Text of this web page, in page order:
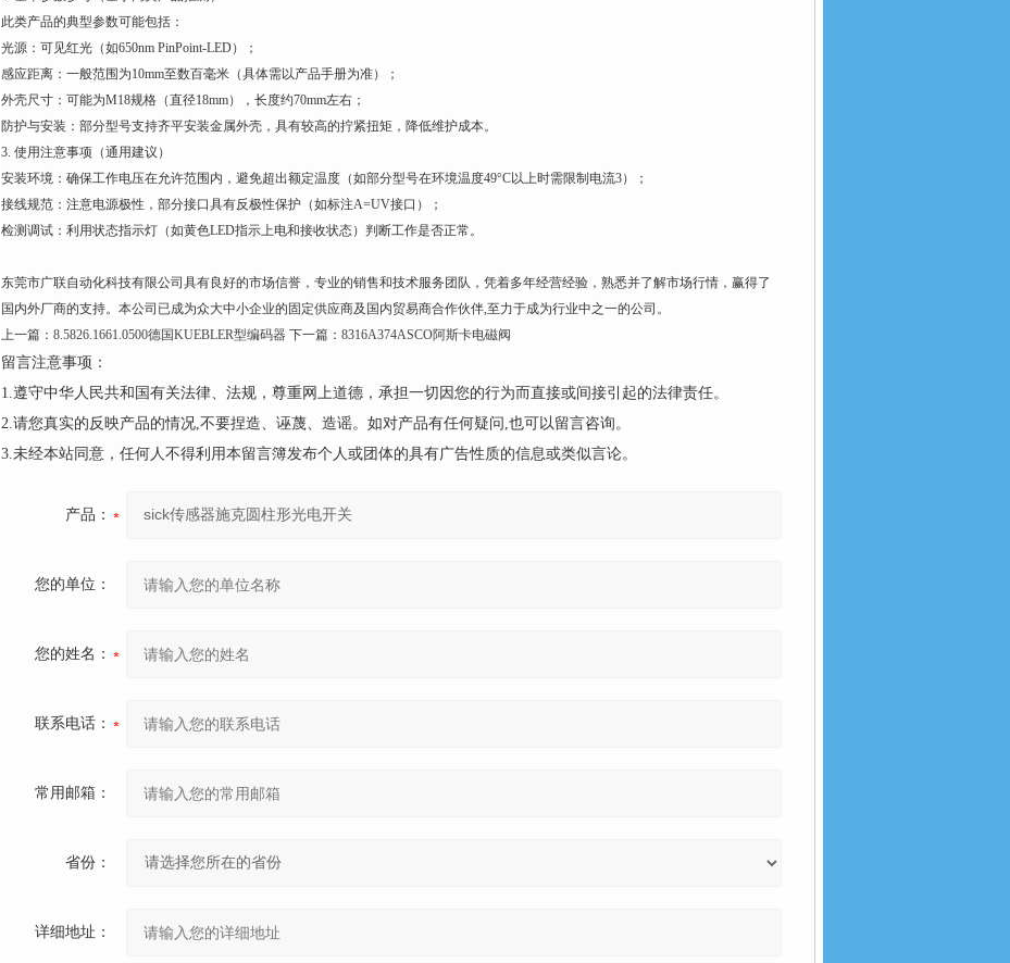
此类产品的典型参数可能包括：
光源：可见红光（如650nm PinPoint-LED）；
感应距离：一般范围为10mm至数百毫米（具体需以产品手册为准）；
外壳尺寸：可能为M18规格（直径18mm），长度约70mm左右；
防护与安装：部分型号支持齐平安装金属外壳，具有较高的拧紧扭矩，降低维护成本。
3. 使用注意事项（通用建议）
安装环境：确保工作电压在允许范围内，避免超出额定温度（如部分型号在环境温度49°C以上时需限制电流3）；
接线规范：注意电源极性，部分接口具有反极性保护（如标注A=UV接口）；
检测调试：利用状态指示灯（如黄色LED指示上电和接收状态）判断工作是否正常。
东莞市广联自动化科技有限公司具有良好的市场信誉，专业的销售和技术服务团队，凭着多年经营经验，熟悉并了解市场行情，赢得了
国内外厂商的支持。本公司已成为众大中小企业的固定供应商及国内贸易商合作伙伴,至力于成为行业中之一的公司。
上一篇： 8.5826.1661.0500德国KUEBLER型编码器 下一篇： 8316A374ASCO阿斯卡电磁阀
留言注意事项：
1.遵守中华人民共和国有关法律、法规，尊重网上道德，承担一切因您的行为而直接或间接引起的法律责任。
2.请您真实的反映产品的情况,不要捏造、诬蔑、造谣。如对产品有任何疑问,也可以留言咨询。
3.未经本站同意，任何人不得利用本留言簿发布个人或团体的具有广告性质的信息或类似言论。
产品：
您的单位：
您的姓名：
联系电话：
常用邮箱：
省份：
详细地址：